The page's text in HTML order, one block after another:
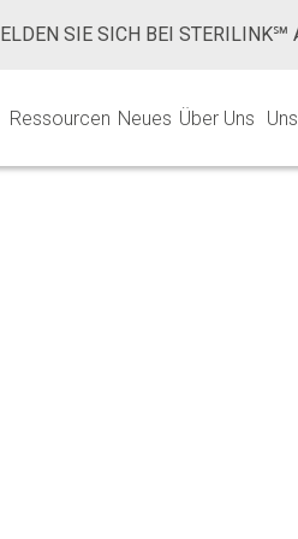
SIE SICH BEI STERILINK℠
Ressourcen Neues Über Uns